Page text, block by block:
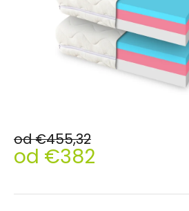
od €455,32
od €382
cena: